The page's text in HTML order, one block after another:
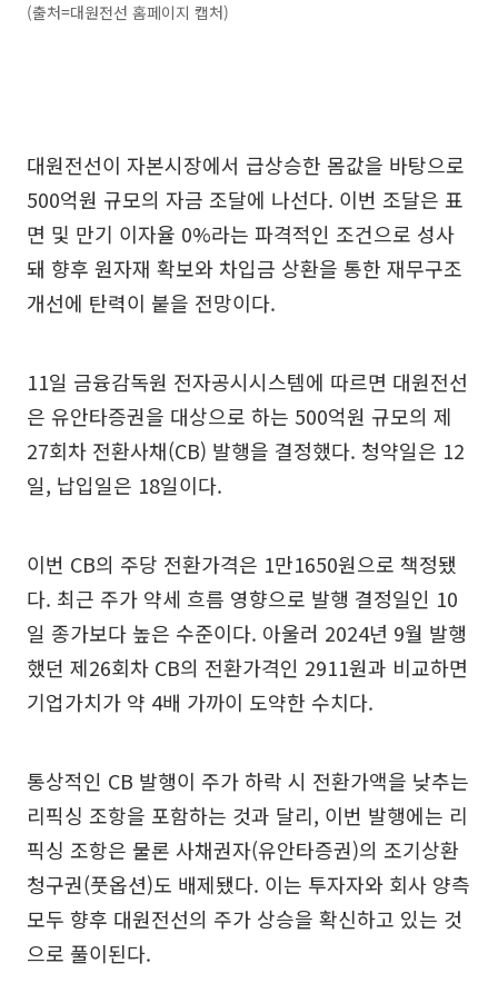
(출처=대원전선 홈페이지 캡처)
대원전선이 자본시장에서 급상승한 몸값을 바탕으로
500억원 규모의 자금 조달에 나선다. 이번 조달은 표
면 및 만기 이자율 0%라는 파격적인 조건으로 성사
돼 향후 원자재 확보와 차입금 상환을 통한 재무구조
개선에 탄력이 붙을 전망이다.
11일 금융감독원 전자공시시스템에 따르면 대원전선
은 유안타증권을 대상으로 하는 500억원 규모의 제
27회차 전환사채(CB) 발행을 결정했다. 청약일은 12
일, 납입일은 18일이다.
이번 CB의 주당 전환가격은 1만1650원으로 책정됐
다. 최근 주가 약세 흐름 영향으로 발행 결정일인 10
일 종가보다 높은 수준이다. 아울러 2024년 9월 발행
했던 제26회차 CB의 전환가격인 2911원과 비교하면
기업가치가 약 4배 가까이 도약한 수치다.
통상적인 CB 발행이 주가 하락 시 전환가액을 낮추는
리픽싱 조항을 포함하는 것과 달리, 이번 발행에는 리
픽싱 조항은 물론 사채권자(유안타증권)의 조기상환
청구권(풋옵션)도 배제됐다. 이는 투자자와 회사 양측
모두 향후 대원전선의 주가 상승을 확신하고 있는 것
으로 풀이된다.